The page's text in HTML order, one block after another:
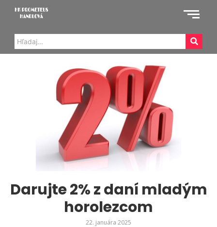
Darujte 2% z daní mladým
horolezcom
22. januára 2025